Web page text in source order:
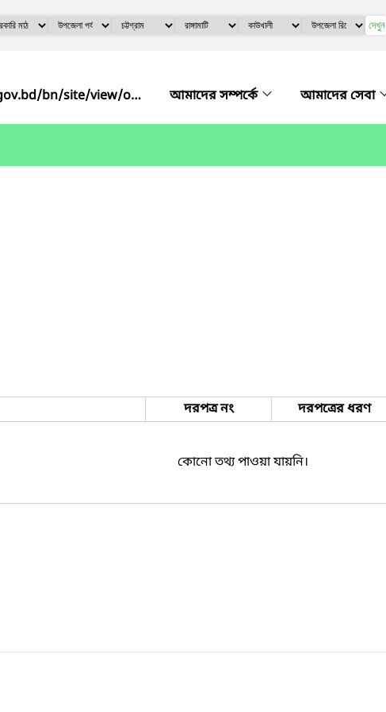
দেখুন
http://urc.kawkhali.rangamati.gov.bd/bn/site/view/officer_list
আমাদের সম্পর্কে আমাদের সেবা
দরপত্র নং দরপত্রের ধরণ
কোনো তথ্য পাওয়া যায়নি।